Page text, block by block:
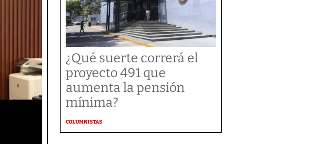
¿Qué suerte correrá el
proyecto 491 que
aumenta la pensión
mínima?
COLUMNISTAS